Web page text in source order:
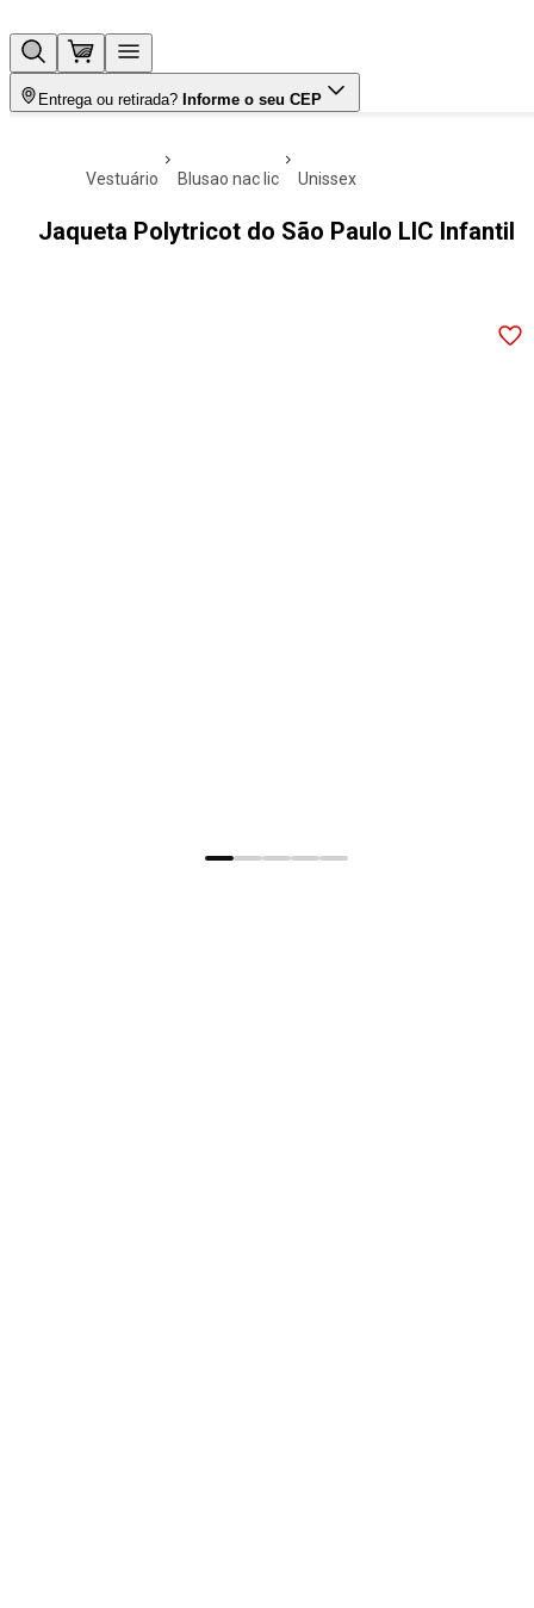
Entrega ou retirada? Informe o seu CEP
vestuário blusao nac lic unissex
Jaqueta Polytricot do São Paulo LIC Infantil